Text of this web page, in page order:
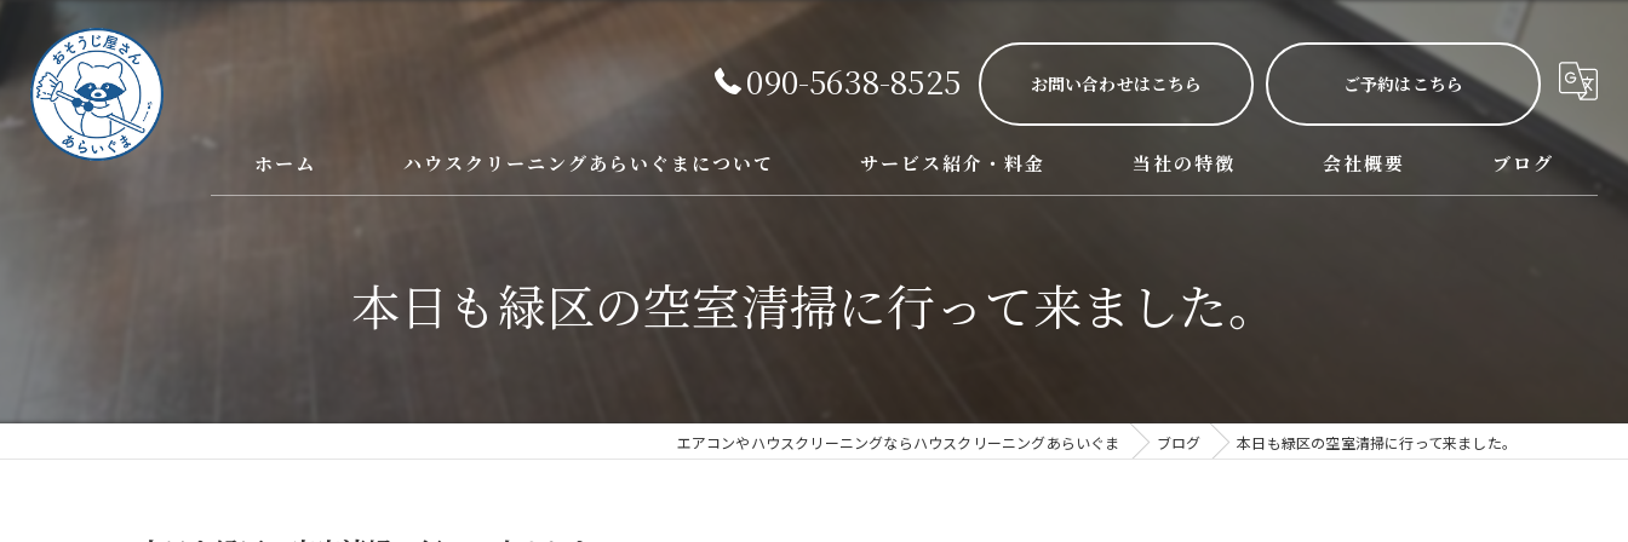
090-5638-8525 お問い合わせはこちら ご予約はこちら
ホーム ハウスクリーニングあらいぐまについて サービス紹介・料金 当社の特徴
名古屋市のハウスクリーニング
掃除
会社概要 ブログ
本日も緑区の空室清掃に行って来ました。
エアコンやハウスクリーニングならハウスクリーニングあらいぐま ブログ 本日も緑区の空室清掃に行って来ました。